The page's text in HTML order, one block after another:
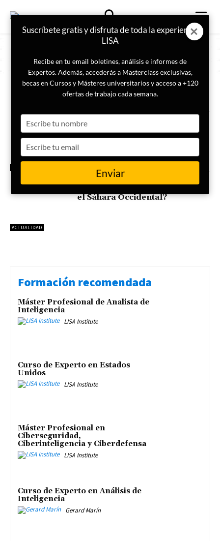
ETIQUETA
Mauritania
Mauritania: indicadores de
alerta temprana para anticipar
una inestabilidad interna
ACTUALIDAD
¿Qué países apoyan el plan de
el Sáhara Occidental?
Formación recomendada
Máster Profesional de Analista de
Inteligencia
LISA Institute
Curso de Experto en Estados
Unidos
LISA Institute
Máster Profesional en
Ciberseguridad,
Ciberinteligencia y Ciberdefensa
LISA Institute
Curso de Experto en Análisis de
Inteligencia
Gerard Marín
Suscríbete gratis y disfruta de toda la experiencia
LISA
Recibe en tu email boletines, análisis e informes de
Expertos. Además, accederás a Masterclass exclusivas,
becas en Cursos y Másteres universitarios y acceso a +120
ofertas de trabajo cada semana.
your
name
your
email
Enviar